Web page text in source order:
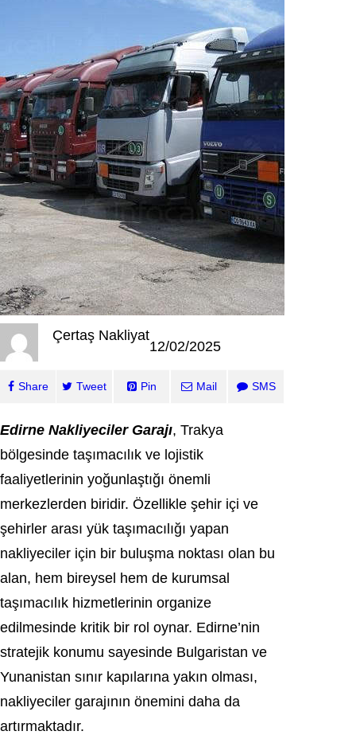
Çertaş Nakliyat
12/02/2025
Share Tweet Pin Mail SMS
Edirne Nakliyeciler Garajı, Trakya
bölgesinde taşımacılık ve lojistik
faaliyetlerinin yoğunlaştığı önemli
merkezlerden biridir. Özellikle şehir içi ve
şehirler arası yük taşımacılığı yapan
nakliyeciler için bir buluşma noktası olan bu
alan, hem bireysel hem de kurumsal
taşımacılık hizmetlerinin organize
edilmesinde kritik bir rol oynar. Edirne’nin
stratejik konumu sayesinde Bulgaristan ve
Yunanistan sınır kapılarına yakın olması,
nakliyeciler garajının önemini daha da
artırmaktadır.